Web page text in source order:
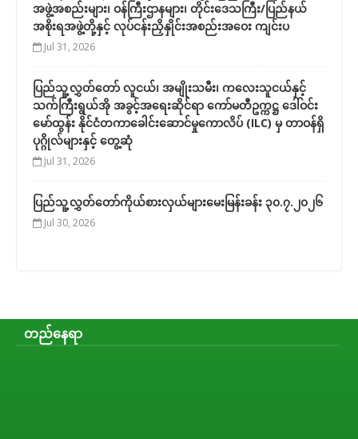
အဖွဲ့အစည်းများ၊ ဝန်ကြီးဌာနများ၊ တိုင်းဒေသကြီး/ပြည်နယ်
အစိုးရအဖွဲ့တို့နှင့် လုပ်ငန်းညှိနှိုင်းအစည်းအဝေး ကျင်းပ
Jul 31, 2026
ပြည်သူ့လွှတ်တော် လူငယ်၊ အမျိုးသမီး၊ ကလေးသူငယ်နှင့်
သက်ကြီးရွယ်အို အခွင့်အရေးဆိုင်ရာ ကော်မတီဥက္ကဋ္ဌ ဒေါ်ဝင်း
မော်ထွန်း နိုင်ငံတကာခေါင်းဆောင်မှုကောလိပ် (ILC) မှ တာဝန်ရှိ
ပုဂ္ဂိုလ်များနှင့် တွေ့ဆုံ
Jul 31, 2026
ပြည်သူ့လွှတ်တော်ကိုယ်စားလှယ်များမေးမြန်းခန်း ၃၀.၇.၂၀၂၆
Jul 30, 2026
တည်နေရာ